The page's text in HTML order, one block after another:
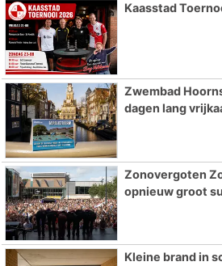
Kaasstad
Zwembad
dagen lang
Zonovergoten
opnieuw groot
Kleine brand in